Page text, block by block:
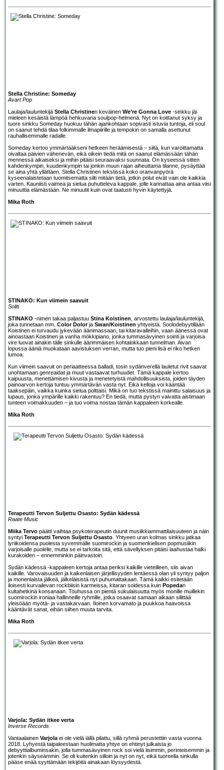
Stella Christine: Someday
Avart Pop
Laulaja/lauluntekijä Stella Christinen keväinen We’re Gonna Love -sinkku jäi
mieleen kesäistä lämpöä hehkuvana soulpop-helmenä. Nyt on koittanut syksy ja
tuore sinkku Someday huokuu tähän ajankohtaan sopivasti istuvia tuntoja, eli soul
on saanut tehdä tilaa folkimmalle ilmapiirille ja tempokin on samalla asettunut
rauhallisemmalle radalle.
Someday kertoo ymmärtääkseni hetkeen heräämisestä – siitä, kun varoittamatta
oivaltaa päivien vähenevän, eikä oikein tiedä mitä on saanut elämässään tähän
mennessä aikaiseksi ja mihin pitäisi seuraavaksi suunnata. On kyseessä sitten
kahdenkympin, kuudenkympin tai jonkin muun rajan aiheuttama tilanne, pysäyttää
se aina yhtä yllättäen. Stella Christinen tekstissä koko oranvanpyörä
kyseenalaistetaan tuomitsematta silti mitään tietä, jotkin polut eivät vain ole kaikkia
varten. Kauniisti vaimea ja sielua puhutteleva kappale, jolle kannattaa aina antaa viisi
minuuttia elämästään. Ne minuutit kuin ovat taatusti hyvin käytettyjä.
Mika Roth
STINAKO: Kun viimein saavuit
Soliti
STINAKO -nimen takaa paljastuu Stina Koistinen , arvostettu laulaja/lauluntekijä,
joka tunnetaan mm. Color Dolorja Swan/Koistinen yhtyeistä. Soolodebyytillään
Koistinen ei turvaudu jykevään äänimassaan, tai kitaravalleihin, vaan äänessä ovat
ainoastaan Koistinen ja vanha mökkipiano, jonka tummasävyinen sointi ja varjoisa
vire luovat ainakin tälle sinkulle äärimmäisen kohtalokkaan tunnelman. Aivan
lopussa ääniä muokataan aavistuksen verran, mutta tuo pieni lisä ei riko hetken
lumoa.
Kun viimein saavuit on periaatteessa balladi, tosin sydänverellä lauletut rivit saavat
unohtamaan genreaidat ja muut vastaavat turhuudet. Tämä kappale kertoo
kaipuusta, menettämisen kivusta ja menetetyistä mahdollisuuksista, joiden täyden
painoarvon kertoja tuntuu ymmärtävän vasta nyt. Eikä kelloja voi kääntää
taaksepäin, vaikka kuinka sielua polttaisi. Mikä on tuo tekstissä mainittu salaisuus ja
lupaus, jonka ympärille kaikki rakentuu? En tiedä, mutta pystyn vaivatta aistimaan
tunteen voimakkuuden – ja tuo voima nostaa tämän kappaleen korkealle.
Mika Roth
Terapeutti Tervon Suljettu Osasto: Sydän kädessä
Raate Music
Miika Tervo päätti vaihtaa psykoterapeutin duunit musiikkiammattilaisuuteen ja näin
syntyi Terapeutti Tervon Suljettu Osasto . Yhtyeen uran kolmas sinkku jatkaa
lyriikoidensa puolesta syvemmälle suomirockin ja suomenkielisen popmusiikin
varjoisalle puolelle, mutta se ei tarkoita sitä, että sävellyksen pitäisi laahustaa halki
kurakoiden – ennemminkin päinvastoin.
Sydän kädessä -kappaleen kertoja antaa periksi kaikille vieteilleen, siis aivan
kaikille. Varovaisuuden ja kaikenlaisen järjellisyyden lentäessä olan yli syntyy paljon
ja monenlaista jälkeä, jälkeläisistä nyt puhumattakaan. Tämä kaikki esitetään
iloisesti kurvailevan rockbiisin karmeissa, kitaran soidessa kuin Popedan
kultahetkinä konsanaan. Touhussa on pientä sukulaisuutta myös monille muillekin
suomirockin ironiaa hallinneille ryhmille, jotka osaavat samaan aikaan silittää
yleisöään myötä- ja vastakarvaan. Iloinen korvamato ja puukkoa haavoissa
kääntävät sanat, eihän siihen muuta tarvita.
Mika Roth
Varjola: Sydän itkee verta
Inverse Records
Vantaalainen Varjola ei ole vielä iällä pilattu, sillä ryhmä perustettiin vasta vuonna
2018. Lyhyestä taipaleestaan huolimatta yhtye on ehtinyt julkaista jo
debyyttialbuminsakin, jolla tummasävyinen rock soi vielä iisimmin, perinteisemmin ja
jotenkin säyseämmin. Se oli kuitenkin silloin ja nyt on nyt, eikä tuoreella sinkulla
pääse enää syyttämään tekijöitä ainakaan löysyydestä.